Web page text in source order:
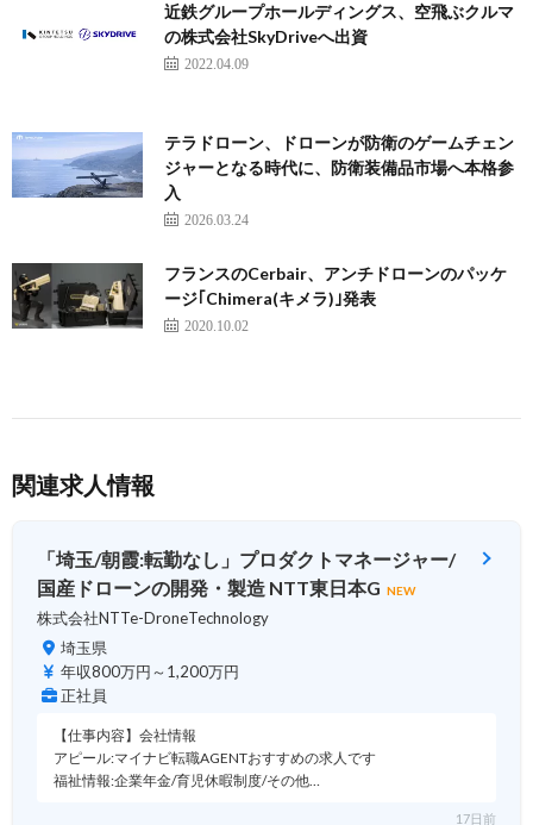
近鉄グループホールディングス、空飛ぶクルマ
の株式会社SkyDriveへ出資
2022.04.09
テラドローン、ドローンが防衛のゲームチェン
ジャーとなる時代に、防衛装備品市場へ本格参
入
2026.03.24
フランスのCerbair、アンチドローンのパッケ
ージ｢Chimera(キメラ)｣発表
2020.10.02
関連求人情報
「埼玉/朝霞:転勤なし」プロダクトマネージャー/
国産ドローンの開発・製造 NTT東日本G NEW
株式会社NTTe-DroneTechnology
埼玉県
年収800万円～1,200万円
正社員
【仕事内容】会社情報
アピール:マイナビ転職AGENTおすすめの求人です
福祉情報:企業年金/育児休暇制度/その他…
17日前